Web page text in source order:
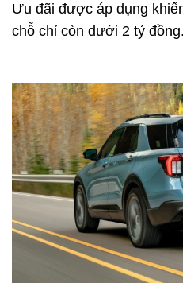
Ưu đãi được áp dụng
chỗ chỉ còn dưới 2 tỷ đồng.